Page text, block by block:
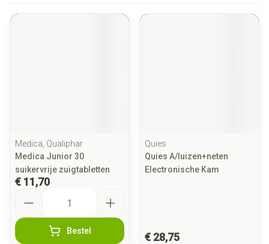
Medica, Qualiphar
Medica Junior 30
suikervrije zuigtabletten
€ 11,70
Bestel
Quies
Quies A/luizen+neten
Electronische Kam
€ 28,75